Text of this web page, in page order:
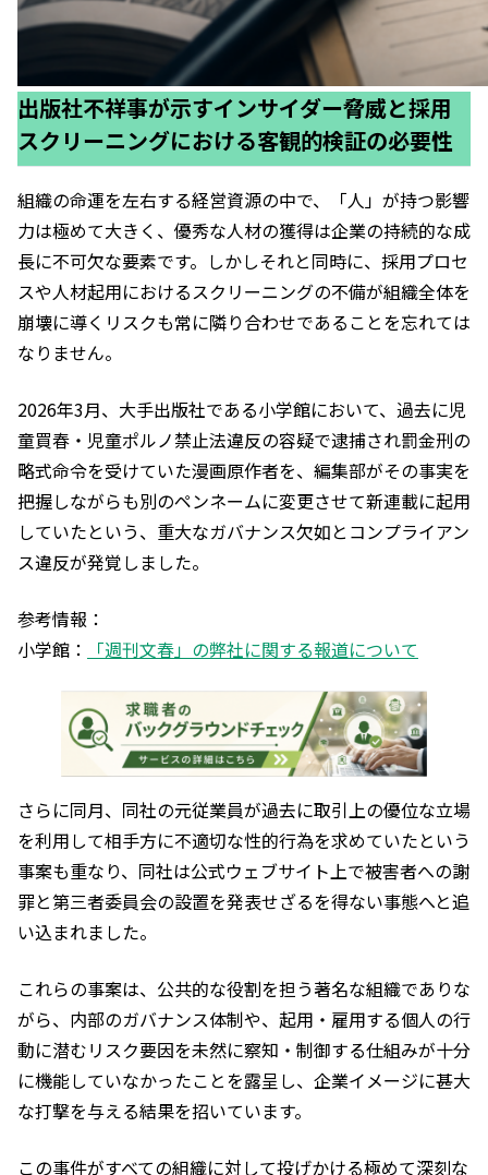
出版社不祥事が示すインサイダー脅威と採用
スクリーニングにおける客観的検証の必要性
組織の命運を左右する経営資源の中で、「人」が持つ影響
力は極めて大きく、優秀な人材の獲得は企業の持続的な成
長に不可欠な要素です。しかしそれと同時に、採用プロセ
スや人材起用におけるスクリーニングの不備が組織全体を
崩壊に導くリスクも常に隣り合わせであることを忘れては
なりません。
2026年3月、大手出版社である小学館において、過去に児
童買春・児童ポルノ禁止法違反の容疑で逮捕され罰金刑の
略式命令を受けていた漫画原作者を、編集部がその事実を
把握しながらも別のペンネームに変更させて新連載に起用
していたという、重大なガバナンス欠如とコンプライアン
ス違反が発覚しました。
参考情報：
小学館：
「週刊文春」の弊社に関する報道について
さらに同月、同社の元従業員が過去に取引上の優位な立場
を利用して相手方に不適切な性的行為を求めていたという
事案も重なり、同社は公式ウェブサイト上で被害者への謝
罪と第三者委員会の設置を発表せざるを得ない事態へと追
い込まれました。
これらの事案は、公共的な役割を担う著名な組織でありな
がら、内部のガバナンス体制や、起用・雇用する個人の行
動に潜むリスク要因を未然に察知・制御する仕組みが十分
に機能していなかったことを露呈し、企業イメージに甚大
な打撃を与える結果を招いています。
この事件がすべての組織に対して投げかける極めて深刻な